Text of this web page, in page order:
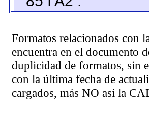
Formatos relacionados con
encuentra en el documento
duplicidad de formatos, sin
con la última fecha de
cargados, más NO así la